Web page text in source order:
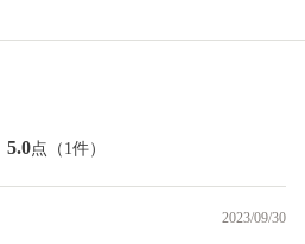
5.0点（1件）
2023/09/30